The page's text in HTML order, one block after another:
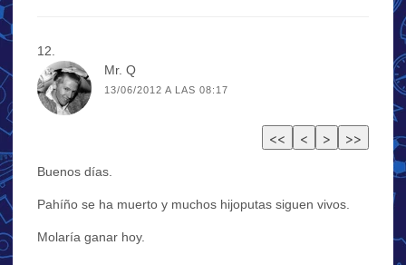
Mr. Q
13/06/2012 A LAS 08:17
Buenos días.
Pahíño se ha muerto y muchos hijoputas siguen vivos.
Molaría ganar hoy.